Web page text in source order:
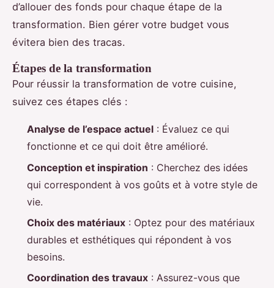
d’allouer des fonds pour chaque étape de la
transformation. Bien gérer votre budget vous
évitera bien des tracas.
Étapes de la transformation
Pour réussir la transformation de votre cuisine,
suivez ces étapes clés :
Analyse de l’espace actuel : Évaluez ce qui
fonctionne et ce qui doit être amélioré.
Conception et inspiration : Cherchez des idées
qui correspondent à vos goûts et à votre style de
vie.
Choix des matériaux : Optez pour des matériaux
durables et esthétiques qui répondent à vos
besoins.
Coordination des travaux : Assurez-vous que